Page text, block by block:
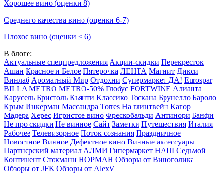
Хорошее вино (оценки 8)
Среднего качества вино (оценки 6-7)
Плохое вино (оценки < 6)
В блоге:
Актуальные спецпредложения Акции-скидки Перекресток
Ашан Красное и Белое Пятерочка ЛЕНТА Магнит Дикси
Винлаб Ароматный Мир Отдохни Супермаркет ДА! Eurospar
BILLA METRO METRO-50% Глобус FORTWINE Алианта
Карусель Бристоль Кьянти Классико Тоскана Брунелло Бароло
Крым Инкерман Массандра Torres На глинтвейн Кагор
Мадера Херес Игристое вино Фрескобальди Антинори Банфи
Не про скидки Не винное Сайт Заметки Путешествия Италия
Рабочее Телевизорное Поток сознания Праздничное
Новостное Винное Дефектное вино Винные аксессуары
Партнерский материал АЛМИ Гипермаркет НАШ Седьмой
Континент Стокманн НОРМАН Обзоры от Виноголика
Обзоры от JFK Обзоры от AlexV